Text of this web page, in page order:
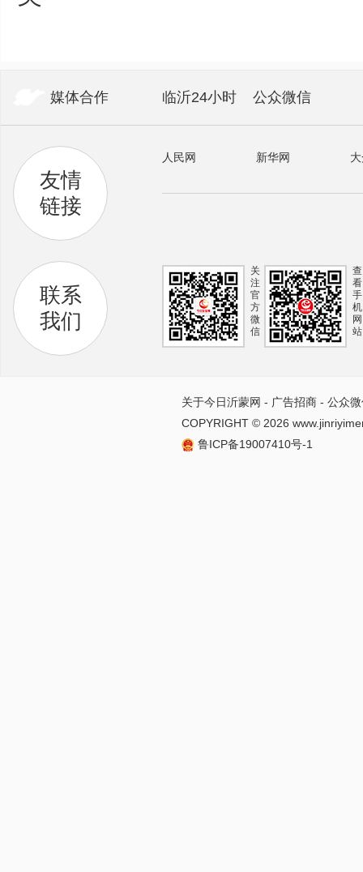
媒体合作 临沂24小时 公众微信
友情
链接
人民网 新华网
联系
我们
关
注
官
方
微
信
查
看
手
机
网
站
关于今日沂蒙网 - 广告招商 -公众
COPYRIGHT © 2026
鲁ICP备19007410号-1